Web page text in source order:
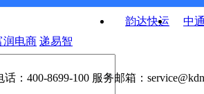
韵达快运
中
润电商 递易智
： 400-8699-100 服务邮箱：